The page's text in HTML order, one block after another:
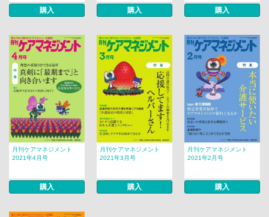
購入 購入 購入
月刊ケアマネジメント
2021年4月号
購入
月刊ケアマネジメント
2021年3月号
購入
月刊ケアマネジメント
2021年2月号
購入